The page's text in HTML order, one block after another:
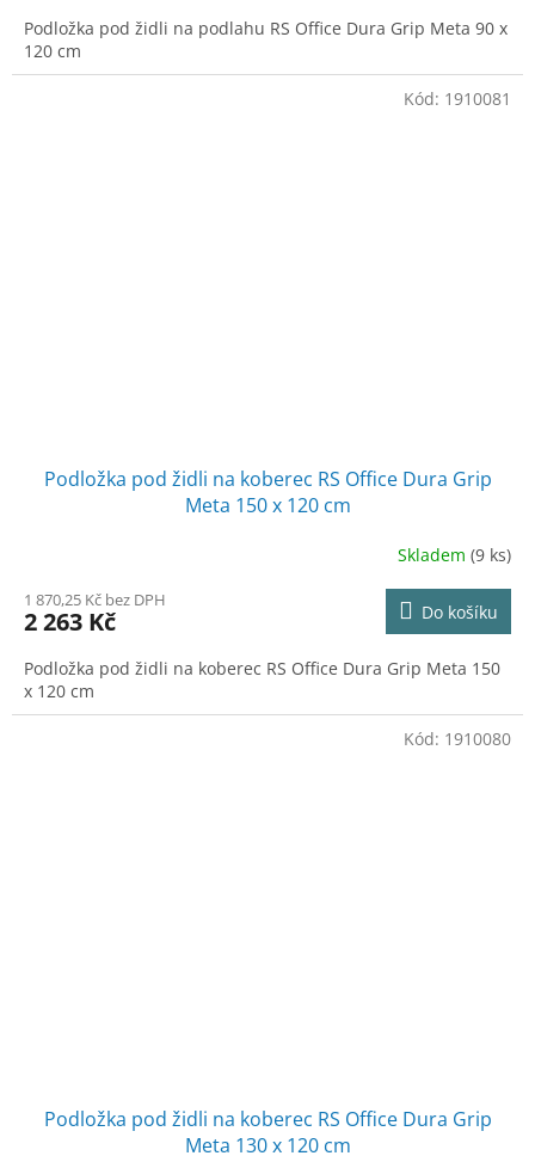
Podložka pod židli na podlahu RS Office Dura Grip Meta 90 x
120 cm
Podložka pod židli na koberec RS Office Dura Grip
Meta 150 x 120 cm
Skladem (9 ks)
1 870,25 Kč bez DPH
2 263 Kč Do košíku
Podložka pod židli na koberec RS Office Dura Grip Meta 150
x 120 cm
Kód: 1910081
Podložka pod židli na koberec RS Office Dura Grip
Meta 130 x 120 cm
Kód: 1910080